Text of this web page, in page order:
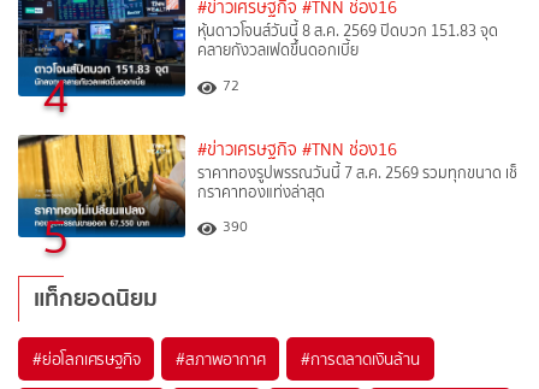
4
#ข่าวเศรษฐกิจ #TNN ช่อง16
หุ้นดาวโจนส์วันนี้ 8 ส.ค. 2569 ปิดบวก 151.83 จุด
คลายกังวลเฟดขึ้นดอกเบี้ย
72
5
#ข่าวเศรษฐกิจ #TNN ช่อง16
ราคาทองรูปพรรณวันนี้ 7 ส.ค. 2569 รวมทุกขนาด เช็
กราคาทองแท่งล่าสุด
390
แท็กยอดนิยม
#ย่อโลกเศรษฐกิจ #สภาพอากาศ #การตลาดเงินล้าน